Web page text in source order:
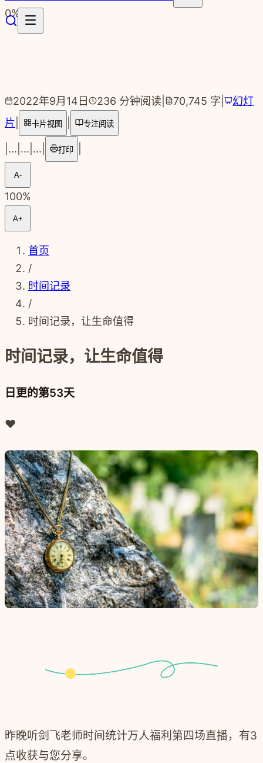
跳转到主要内容
0%
2022年9月14日 236 分钟阅读 70,745 字
幻灯
片
卡片视图 专注阅读
... ... ... 打印
A-
100%
A+
首页
/
时间记录
/
时间记录，让生命值得
时间记录，让生命值得
日更的第53天
❤
昨晚听剑飞老师时间统计万人福利第四场直播，有3
点收获与您分享。